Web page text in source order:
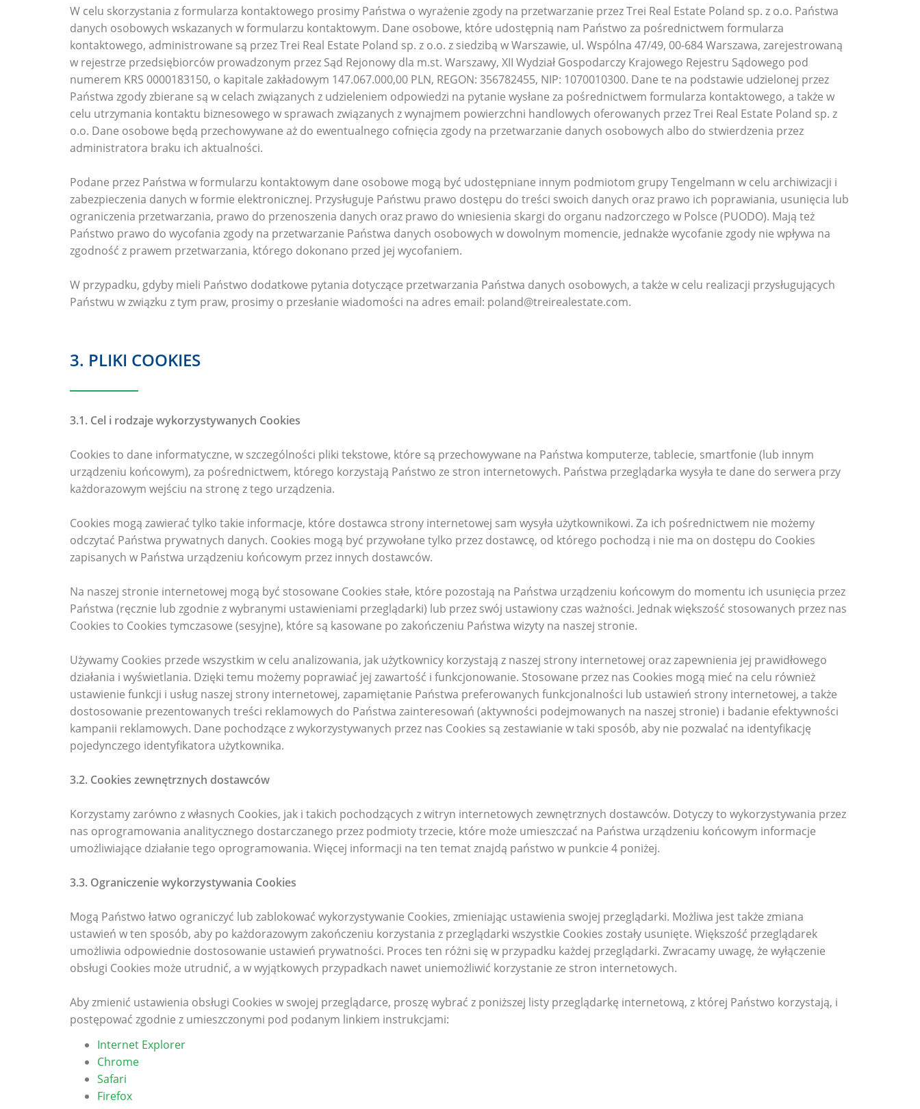
W celu skorzystania z formularza kontaktowego prosimy Państwa o wyrażenie zgody na przetwarzanie przez Trei Real Estate Poland sp. z o.o. Państwa
danych osobowych wskazanych w formularzu kontaktowym. Dane osobowe, które udostępnią nam Państwo za pośrednictwem formularza
kontaktowego, administrowane są przez Trei Real Estate Poland sp. z o.o. z siedzibą w Warszawie, ul. Wspólna 47/49, 00-684 Warszawa, zarejestrowaną
w rejestrze przedsiębiorców prowadzonym przez Sąd Rejonowy dla m.st. Warszawy, XII Wydział Gospodarczy Krajowego Rejestru Sądowego pod
numerem KRS 0000183150, o kapitale zakładowym 147.067.000,00 PLN, REGON: 356782455, NIP: 1070010300. Dane te na podstawie udzielonej przez
Państwa zgody zbierane są w celach związanych z udzieleniem odpowiedzi na pytanie wysłane za pośrednictwem formularza kontaktowego, a także w
celu utrzymania kontaktu biznesowego w sprawach związanych z wynajmem powierzchni handlowych oferowanych przez Trei Real Estate Poland sp. z
o.o. Dane osobowe będą przechowywane aż do ewentualnego cofnięcia zgody na przetwarzanie danych osobowych albo do stwierdzenia przez
administratora braku ich aktualności.
Podane przez Państwa w formularzu kontaktowym dane osobowe mogą być udostępniane innym podmiotom grupy Tengelmann w celu archiwizacji i
zabezpieczenia danych w formie elektronicznej. Przysługuje Państwu prawo dostępu do treści swoich danych oraz prawo ich poprawiania, usunięcia lub
ograniczenia przetwarzania, prawo do przenoszenia danych oraz prawo do wniesienia skargi do organu nadzorczego w Polsce (PUODO). Mają też
Państwo prawo do wycofania zgody na przetwarzanie Państwa danych osobowych w dowolnym momencie, jednakże wycofanie zgody nie wpływa na
zgodność z prawem przetwarzania, którego dokonano przed jej wycofaniem.
W przypadku, gdyby mieli Państwo dodatkowe pytania dotyczące przetwarzania Państwa danych osobowych, a także w celu realizacji przysługujących
Państwu w związku z tym praw, prosimy o przesłanie wiadomości na adres email: poland@treirealestate.com.
3. PLIKI COOKIES
3.1. Cel i rodzaje wykorzystywanych Cookies
Cookies to dane informatyczne, w szczególności pliki tekstowe, które są przechowywane na Państwa komputerze, tablecie, smartfonie (lub innym
urządzeniu końcowym), za pośrednictwem, którego korzystają Państwo ze stron internetowych. Państwa przeglądarka wysyła te dane do serwera przy
każdorazowym wejściu na stronę z tego urządzenia.
Cookies mogą zawierać tylko takie informacje, które dostawca strony internetowej sam wysyła użytkownikowi. Za ich pośrednictwem nie możemy
odczytać Państwa prywatnych danych. Cookies mogą być przywołane tylko przez dostawcę, od którego pochodzą i nie ma on dostępu do Cookies
zapisanych w Państwa urządzeniu końcowym przez innych dostawców.
Na naszej stronie internetowej mogą być stosowane Cookies stałe, które pozostają na Państwa urządzeniu końcowym do momentu ich usunięcia przez
Państwa (ręcznie lub zgodnie z wybranymi ustawieniami przeglądarki) lub przez swój ustawiony czas ważności. Jednak większość stosowanych przez nas
Cookies to Cookies tymczasowe (sesyjne), które są kasowane po zakończeniu Państwa wizyty na naszej stronie.
Używamy Cookies przede wszystkim w celu analizowania, jak użytkownicy korzystają z naszej strony internetowej oraz zapewnienia jej prawidłowego
działania i wyświetlania. Dzięki temu możemy poprawiać jej zawartość i funkcjonowanie. Stosowane przez nas Cookies mogą mieć na celu również
ustawienie funkcji i usług naszej strony internetowej, zapamiętanie Państwa preferowanych funkcjonalności lub ustawień strony internetowej, a także
dostosowanie prezentowanych treści reklamowych do Państwa zainteresowań (aktywności podejmowanych na naszej stronie) i badanie efektywności
kampanii reklamowych. Dane pochodzące z wykorzystywanych przez nas Cookies są zestawianie w taki sposób, aby nie pozwalać na identyfikację
pojedynczego identyfikatora użytkownika.
3.2. Cookies zewnętrznych dostawców
Korzystamy zarówno z własnych Cookies, jak i takich pochodzących z witryn internetowych zewnętrznych dostawców. Dotyczy to wykorzystywania przez
nas oprogramowania analitycznego dostarczanego przez podmioty trzecie, które może umieszczać na Państwa urządzeniu końcowym informacje
umożliwiające działanie tego oprogramowania. Więcej informacji na ten temat znajdą państwo w punkcie 4 poniżej.
3.3. Ograniczenie wykorzystywania Cookies
Mogą Państwo łatwo ograniczyć lub zablokować wykorzystywanie Cookies, zmieniając ustawienia swojej przeglądarki. Możliwa jest także zmiana
ustawień w ten sposób, aby po każdorazowym zakończeniu korzystania z przeglądarki wszystkie Cookies zostały usunięte. Większość przeglądarek
umożliwia odpowiednie dostosowanie ustawień prywatności. Proces ten różni się w przypadku każdej przeglądarki. Zwracamy uwagę, że wyłączenie
obsługi Cookies może utrudnić, a w wyjątkowych przypadkach nawet uniemożliwić korzystanie ze stron internetowych.
Aby zmienić ustawienia obsługi Cookies w swojej przeglądarce, proszę wybrać z poniższej listy przeglądarkę internetową, z której Państwo korzystają, i
postępować zgodnie z umieszczonymi pod podanym linkiem instrukcjami:
Internet Explorer
Chrome
Safari
Firefox